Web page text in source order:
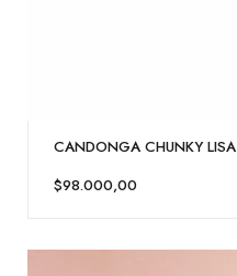
CANDONGA CHUNKY LISA
$98.000,00